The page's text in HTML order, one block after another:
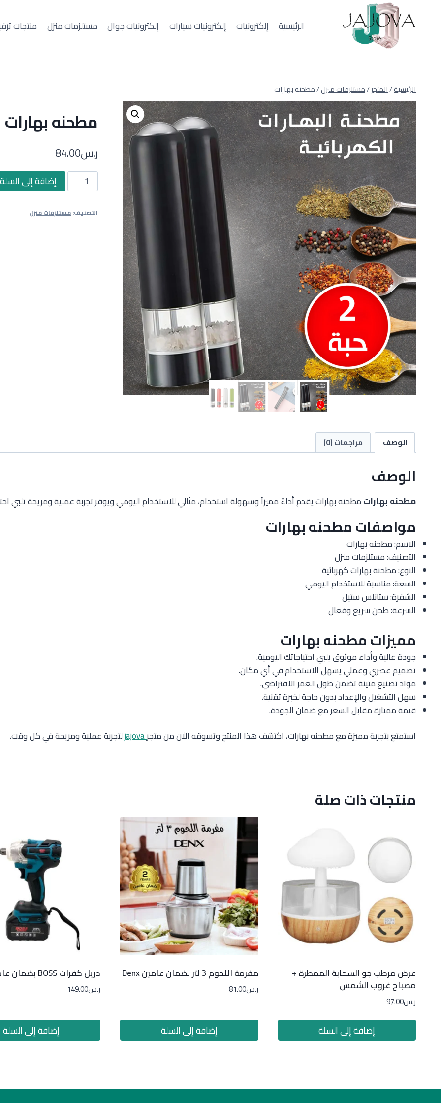
المحتوى
الرئيسية إلكترونيات إلكترونيات سيارات إلكترونيات جوال مستلزمات منزل منتجات
الرئيسية/المتجر/مستلزمات منزل/مطحنه بهارات
مطحنه بهارات
ر.س84.00
كمية
مطحنه
إضافة إلى السلة
التصنيف:مستلزمات منزل
الوصف مراجعات (0)
الوصف
مطحنه بهاراتمطحنه بهارات يقدم أداءً مميزاً وسهولة استخدام، مثالي للاستخدام اليومي ويوفر تجربة عملية ومريحة تلبي
مواصفات مطحنه بهارات
الاسم: مطحنه بهارات
التصنيف: مستلزمات منزل
النوع: مطحنة بهارات كهربائية
السعة: مناسبة للاستخدام اليومي
الشفرة: ستانلس ستيل
السرعة: طحن سريع وفعال
مميزات مطحنه بهارات
جودة عالية وأداء موثوق يلبي احتياجاتك اليومية.
تصميم عصري وعملي يسهل الاستخدام في أي مكان.
مواد تصنيع متينة تضمن طول العمر الافتراضي.
سهل التشغيل والإعداد بدون حاجة لخبرة تقنية.
قيمة ممتازة مقابل السعر مع ضمان الجودة.
استمتع بتجربة مميزة مع مطحنه بهارات، اكتشف هذا المنتج وتسوقه الآن من متجرjajova لتجربة عملية ومريحة في كل وقت.
منتجات ذات صلة
عرض مرطب جو السحابة الممطرة +
مصباح غروب الشمس
ر.س97.00
إضافة إلى السلة
مفرمة اللحوم 3 لتر بضمان عامين Denx
ر.س81.00
إضافة إلى السلة
دريل كفرات BOSS بضمان عام
ر.س149.00
إضافة إلى السلة